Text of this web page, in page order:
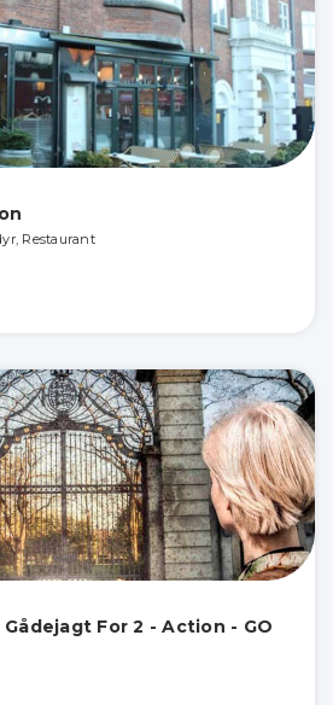
Restaurant
For 2 - Action - GO